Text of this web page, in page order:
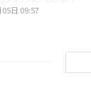
日 09:57